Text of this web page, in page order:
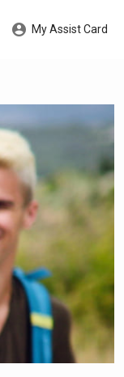
My Assist Card